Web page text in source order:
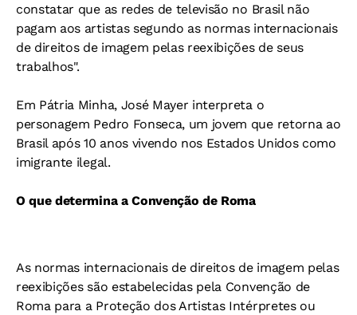
constatar que as redes de televisão no Brasil não
pagam aos artistas segundo as normas internacionais
de direitos de imagem pelas reexibições de seus
trabalhos".
Em Pátria Minha, José Mayer interpreta o
personagem Pedro Fonseca, um jovem que retorna ao
Brasil após 10 anos vivendo nos Estados Unidos como
imigrante ilegal.
O que determina a Convenção de Roma
As normas internacionais de direitos de imagem pelas
reexibições são estabelecidas pela Convenção de
Roma para a Proteção dos Artistas Intérpretes ou